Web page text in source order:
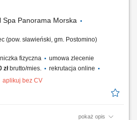
danych w systemie i prowadzenie
Spa Panorama Morska
(pow. sławieński, gm. Postomino)
fizyczna
umowa zlecenie
złbrutto/mies.
rekrutacja online
aplikuj bez CV
pokaż opis